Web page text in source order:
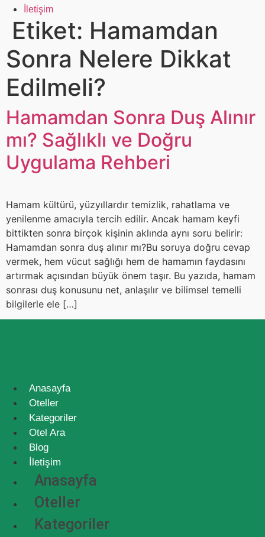
İletişim
Etiket: Hamamdan
Sonra Nelere Dikkat
Edilmeli?
Hamamdan Sonra Duş Alınır
mı? Sağlıklı ve Doğru
Uygulama Rehberi
Hamam kültürü, yüzyıllardır temizlik, rahatlama ve
yenilenme amacıyla tercih edilir. Ancak hamam keyfi
bittikten sonra birçok kişinin aklında aynı soru belirir:
Hamamdan sonra duş alınır mı?Bu soruya doğru cevap
vermek, hem vücut sağlığı hem de hamamın faydasını
artırmak açısından büyük önem taşır. Bu yazıda, hamam
sonrası duş konusunu net, anlaşılır ve bilimsel temelli
bilgilerle ele […]
Anasayfa
Oteller
Kategoriler
Otel Ara
Blog
İletişim
Anasayfa
Oteller
Kategoriler